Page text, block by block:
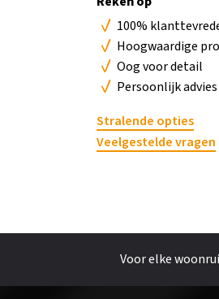
100%
Hoogwaardige
Oog voor detail
Persoonlijk advies
Stralende opties
Veelgestelde vragen
Voor elke